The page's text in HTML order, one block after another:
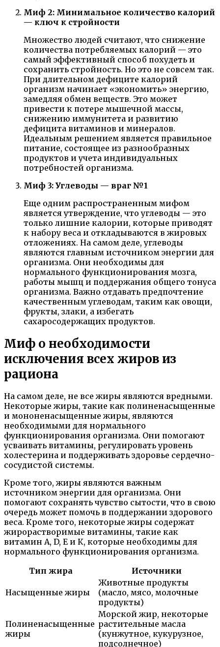
Миф 2: Минимальное количество калорий
— ключ к стройности
Множество людей считают, что снижение
количества потребляемых калорий — это
самый эффективный способ похудеть и
сохранить стройность. Но это не совсем так.
При длительном дефиците калорий
организм начинает «экономить» энергию,
замедляя обмен веществ. Это может
привести к потере мышечной массы,
снижению иммунитета и развитию
дефицита витаминов и минералов.
Идеальным решением является правильное
питание, состоящее из разнообразных
продуктов и учета индивидуальных
потребностей организма.
Миф 3: Углеводы — враг №1
Еще одним распространенным мифом
является утверждение, что углеводы — это
только лишние калории, которые приводят
к набору веса и откладываются в жировых
отложениях. На самом деле, углеводы
являются главным источником энергии для
организма. Они необходимы для
нормального функционирования мозга,
работы мышц и поддержания общего тонуса
организма. Важно отдавать предпочтение
качественным углеводам, таким как овощи,
фрукты, злаки, а избегать
сахаросодержащих продуктов.
Миф о необходимости
исключения всех жиров из
рациона
На самом деле, не все жиры являются вредными.
Некоторые жиры, такие как полиненасыщенные
и мононенасыщенные жиры, являются
необходимыми для нормального
функционирования организма. Они помогают
усваивать витамины, регулировать уровень
холестерина и поддерживать здоровье сердечно-
сосудистой системы.
Кроме того, жиры являются важным
источником энергии для организма. Они
помогают сохранять чувство сытости, что в свою
очередь может помочь в поддержании здорового
веса. Кроме того, некоторые жиры содержат
жирорастворимые витамины, такие как
витамин А, D, E и К, которые необходимы для
нормального функционирования организма.
Тип жира
Источники
Насыщенные жиры
Животные продукты
(масло, мясо, молочные
продукты)
Полиненасыщенные
жиры
Морской жир, некоторые
растительные масла
(кунжутное, кукурузное,
подсолнечное)